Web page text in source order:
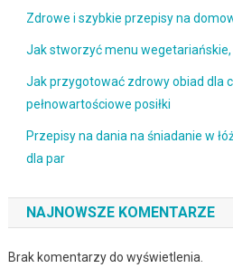
Zdrowe i szybkie przepisy na
Jak stworzyć menu
Jak przygotować zdrowy obiad dla
pełnowartościowe posiłki
Przepisy na dania na śniadanie w
dla par
NAJNOWSZE KOMENTARZE
Brak komentarzy do wyświetlenia.